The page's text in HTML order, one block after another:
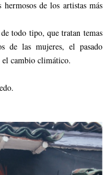
de los artistas más
todo tipo, que tratan temas
de las mujeres, el pasado
el cambio climático.